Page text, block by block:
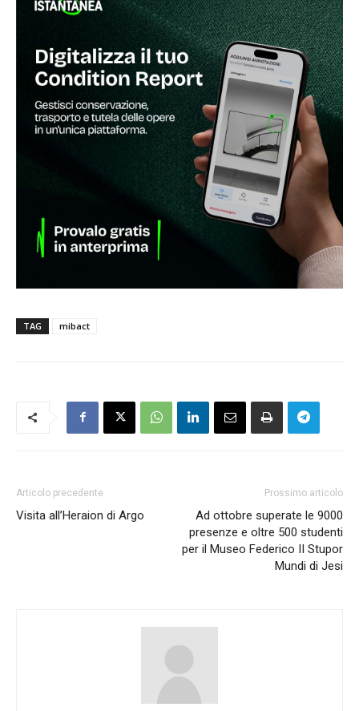
TAG mibact
Articolo precedente
Visita all’Heraion di Argo
Prossimo articolo
Ad ottobre superate le 9000
presenze e oltre 500 studenti
per il Museo Federico II Stupor
Mundi di Jesi